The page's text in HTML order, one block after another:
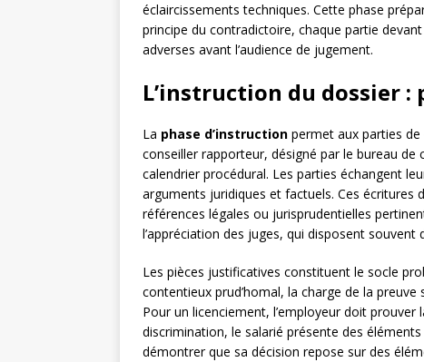
éclaircissements techniques. Cette phase
principe du contradictoire, chaque partie
adverses avant l’audience de jugement.
L’instruction du dossier
La phase d’instruction permet aux parties
conseiller rapporteur, désigné par le bureau
calendrier procédural. Les parties échangent
arguments juridiques et factuels. Ces écritures
références légales ou jurisprudentielles
l’appréciation des juges, qui disposent
Les pièces justificatives constituent le socle
contentieux prud’homal, la charge de la
Pour un licenciement, l’employeur doit
discrimination, le salarié présente des
démontrer que sa décision repose sur des